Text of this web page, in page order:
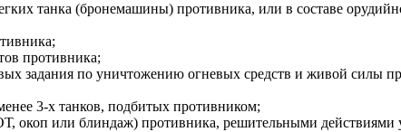
танка (бронемашины) противника, или в составе
противника;
задания по уничтожению огневых средств и живой силы
3-х танков, подбитых противником;
, окоп или блиндаж) противника, решительными действиями